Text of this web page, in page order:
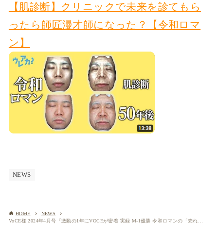
【肌診断】クリニックで未来を診てもら
ったら師匠漫才師になった？【令和ロマ
ン】
NEWS
HOME
NEWS